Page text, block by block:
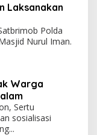
Laksanakan
Polda
Nurul Iman.
Warga
Sertu
sosialisasi